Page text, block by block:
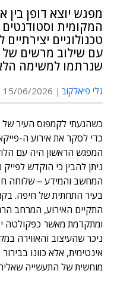
מפגש יוצא דופן
המקומית
טכנולוגיים
עם שילוב מרשים של
שנרתמו למשימה
גלי פיאלקוב 15/06/2026 13:45
כשהגעתי לקמפוס העיר של
המפגש הראשון היה עם
ניתן להבין כי הוקדש
המחשב והמידע – שלוחה
התקיים האירוע, המרחב
ומתקדמת מאשר כפקולטה
ניכר שהעיצוב והאווירה
אינטימית, אלא כוונו
מוחשית של התעשייה